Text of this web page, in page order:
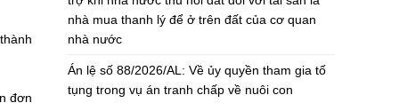
đơn
nhà mua thanh lý để ở trên đất của cơ quan
nhà nước
Án lệ số 88/2026/AL: Về ủy quyền tham gia tố
tụng trong vụ án tranh chấp về nuôi con